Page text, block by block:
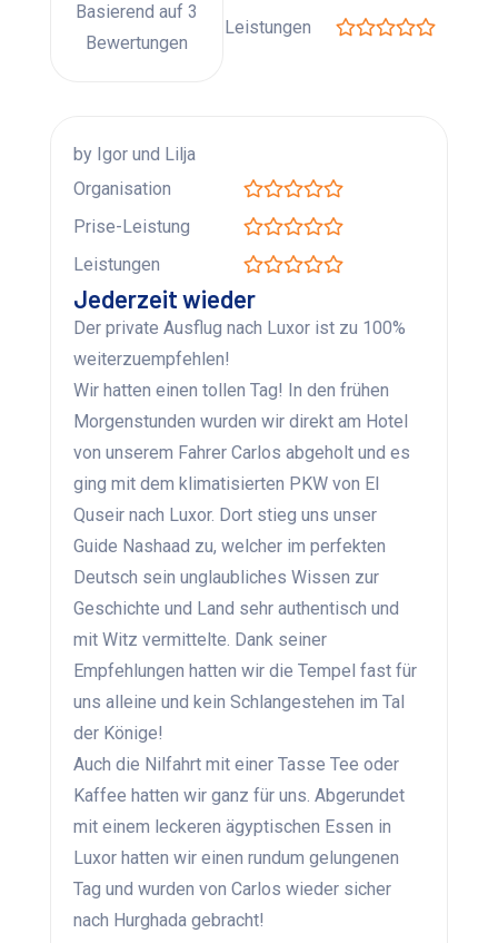
Basierend auf 3
Bewertungen
Leistungen
by Igor und Lilja
Organisation
Prise-Leistung
Leistungen
Jederzeit wieder
Der private Ausflug nach Luxor ist zu 100%
weiterzuempfehlen!
Wir hatten einen tollen Tag! In den frühen
Morgenstunden wurden wir direkt am Hotel
von unserem Fahrer Carlos abgeholt und es
ging mit dem klimatisierten PKW von El
Quseir nach Luxor. Dort stieg uns unser
Guide Nashaad zu, welcher im perfekten
Deutsch sein unglaubliches Wissen zur
Geschichte und Land sehr authentisch und
mit Witz vermittelte. Dank seiner
Empfehlungen hatten wir die Tempel fast für
uns alleine und kein Schlangestehen im Tal
der Könige!
Auch die Nilfahrt mit einer Tasse Tee oder
Kaffee hatten wir ganz für uns. Abgerundet
mit einem leckeren ägyptischen Essen in
Luxor hatten wir einen rundum gelungenen
Tag und wurden von Carlos wieder sicher
nach Hurghada gebracht!